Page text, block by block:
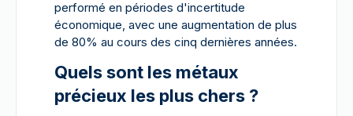
performé en périodes d'incertitude
économique, avec une augmentation de plus
de 80% au cours des cinq dernières années.
Quels sont les métaux
précieux les plus chers ?